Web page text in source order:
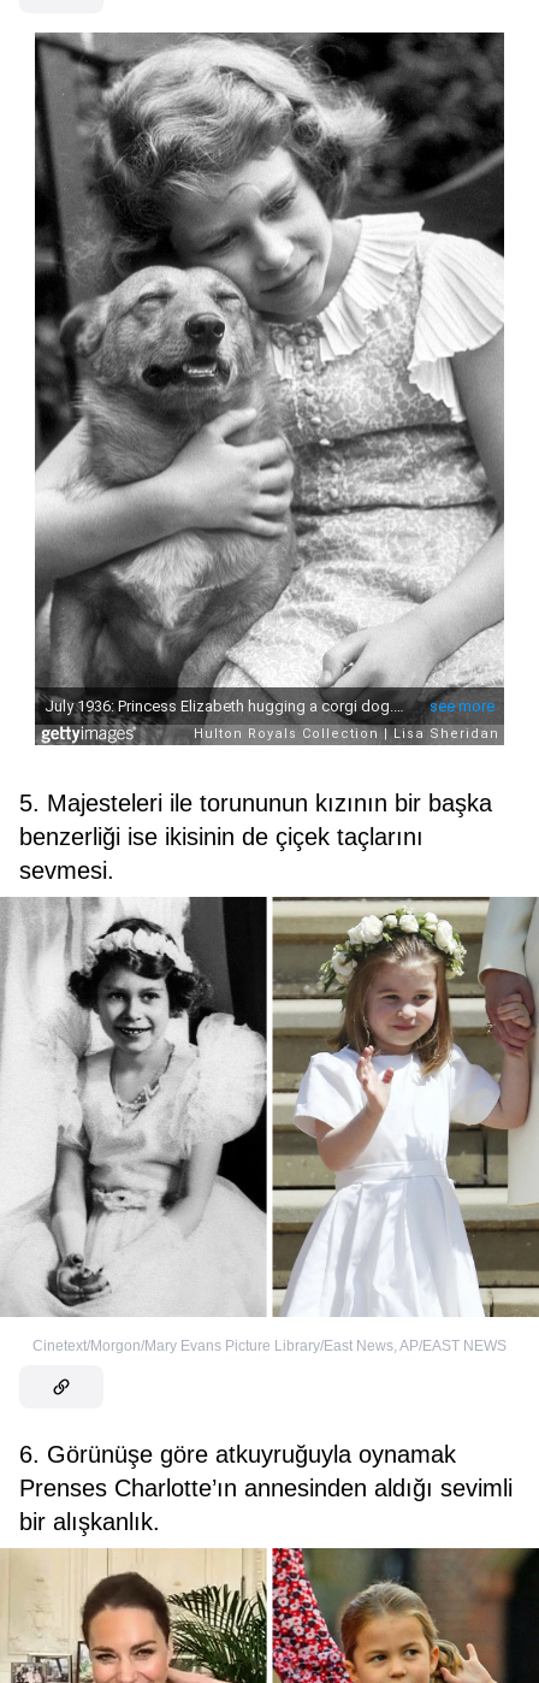
5. Majesteleri ile torununun kızının bir başka
benzerliği ise ikisinin de çiçek taçlarını
sevmesi.
Cinetext/Morgon/Mary Evans Picture Library/East News AP/EAST NEWS
6. Görünüşe göre atkuyruğuyla oynamak
Prenses Charlotte’ın annesinden aldığı sevimli
bir alışkanlık.